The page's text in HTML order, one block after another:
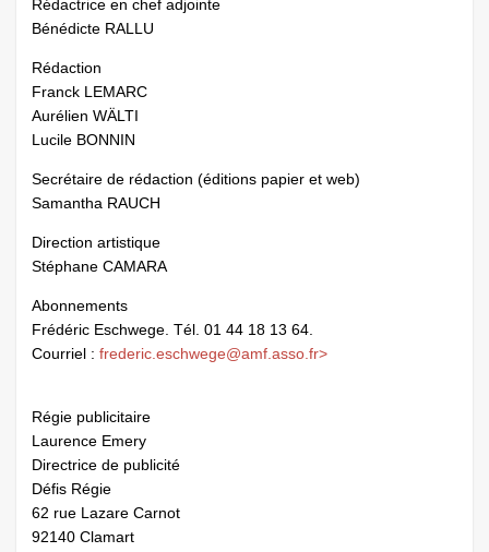
Rédactrice en chef adjointe
Bénédicte RALLU
Rédaction
Franck LEMARC
Aurélien WÄLTI
Lucile BONNIN
Secrétaire de rédaction (éditions papier et web)
Samantha RAUCH
Direction artistique
Stéphane CAMARA
Abonnements
Frédéric Eschwege. Tél. 01 44 18 13 64.
Courriel : frederic.eschwege@amf.asso.fr>
Régie publicitaire
Laurence Emery
Directrice de publicité
Défis Régie
62 rue Lazare Carnot
92140 Clamart